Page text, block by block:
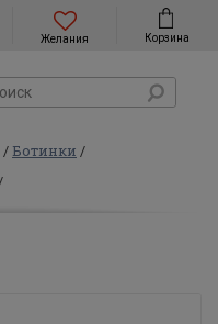
Желания Корзина
Ботинки